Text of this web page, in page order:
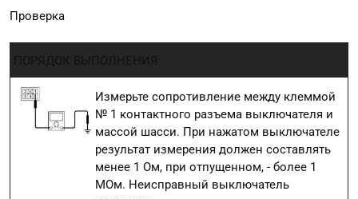
Проверка
Измерьте сопротивление между клеммой
№ 1 контактного разъема выключателя и
массой шасси. При нажатом выключателе
результат измерения должен составлять
менее 1 Ом, при отпущенном, - более 1
МОм. Неисправный выключатель